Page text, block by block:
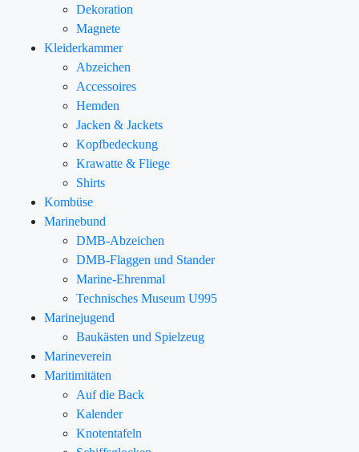
Dekoration
Magnete
Kleiderkammer
Abzeichen
Accessoires
Hemden
Jacken & Jackets
Kopfbedeckung
Krawatte & Fliege
Shirts
Kombüse
Marinebund
DMB-Abzeichen
DMB-Flaggen und Stander
Marine-Ehrenmal
Technisches Museum U995
Marinejugend
Baukästen und Spielzeug
Marineverein
Maritimitäten
Auf die Back
Kalender
Knotentafeln